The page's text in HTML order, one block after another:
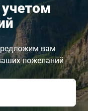
вам
пожеланий